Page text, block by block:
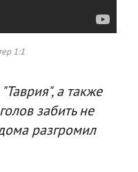
1:1
а также
забить не
разгромил